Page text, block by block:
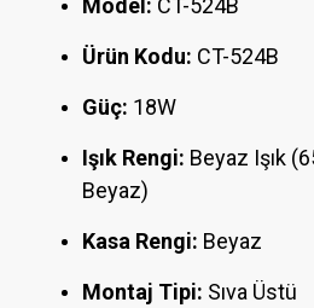
Model: CT-524B
Ürün Kodu: CT-524B
Güç: 18W
Işık Rengi: Beyaz Işık
Beyaz)
Kasa Rengi: Beyaz
Montaj Tipi: Sıva Üstü